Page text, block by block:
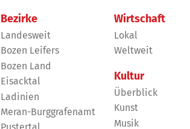
Bezirke
Landesweit
Bozen Leifers
Bozen Land
Eisacktal
Ladinien
Meran-Burggrafenamt
Wirtschaft
Lokal
Weltweit
Kultur
Überblick
Kunst
Musik